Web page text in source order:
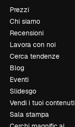
Prezzi
Chi siamo
Recensioni
Lavora con noi
Cerca tendenze
Blog
Eventi
Slidesgo
Vendi i tuoi contenuti
Sala stampa